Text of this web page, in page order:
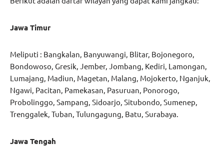
Jawa Timur
Meliputi : Bangkalan, Banyuwangi, Blitar, Bojonegoro,
Bondowoso, Gresik, Jember, Jombang, Kediri, Lamongan,
Lumajang, Madiun, Magetan, Malang, Mojokerto, Nganjuk,
Ngawi, Pacitan, Pamekasan, Pasuruan, Ponorogo,
Probolinggo, Sampang, Sidoarjo, Situbondo, Sumenep,
Trenggalek, Tuban, Tulungagung, Batu, Surabaya.
Jawa Tengah